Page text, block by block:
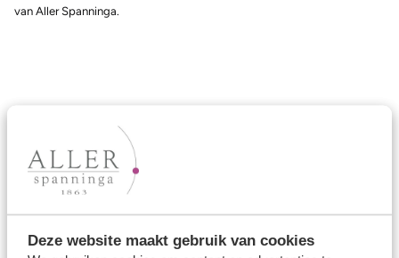
Deze website maakt gebruik van cookies
van Aller Spanninga.
Ons aanbod
Trouwringen
Memoireringen
Verlovingsringen